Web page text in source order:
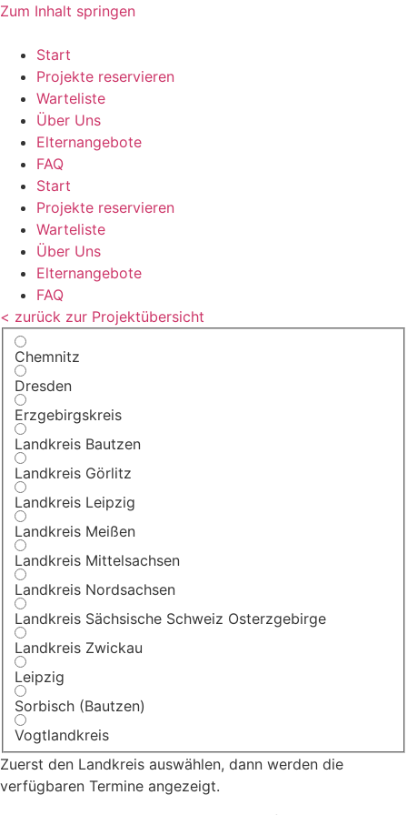
Zum Inhalt springen
Start
Projekte reservieren
Warteliste
Über Uns
Elternangebote
FAQ
Start
Projekte reservieren
Warteliste
Über Uns
Elternangebote
FAQ
< zurück zur Projektübersicht
Chemnitz
Dresden
Erzgebirgskreis
Landkreis Bautzen
Landkreis Görlitz
Landkreis Leipzig
Landkreis Meißen
Landkreis Mittelsachsen
Landkreis Nordsachsen
Landkreis Sächsische Schweiz Osterzgebirge
Landkreis Zwickau
Leipzig
Sorbisch (Bautzen)
Vogtlandkreis
Zuerst den Landkreis auswählen, dann werden die
verfügbaren Termine angezeigt.